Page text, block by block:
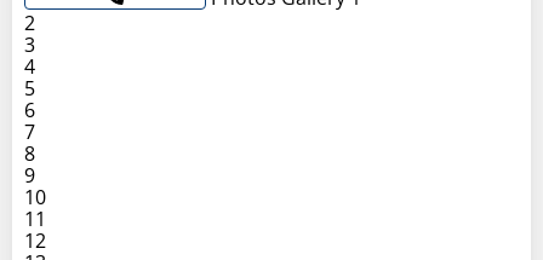
2
3
4
5
6
7
8
9
10
11
12